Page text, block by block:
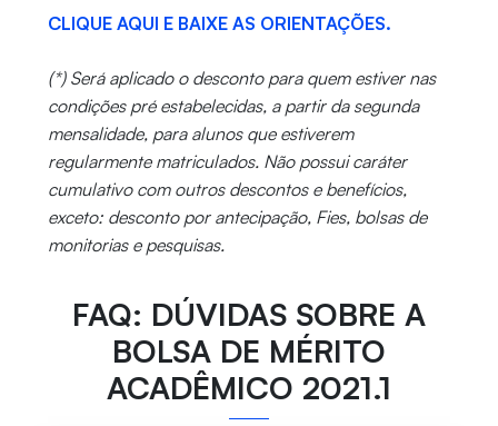
CLIQUE AQUI E BAIXE AS ORIENTAÇÕES.
(*) Será aplicado o desconto para quem estiver nas
condições pré estabelecidas, a partir da segunda
mensalidade, para alunos que estiverem
regularmente matriculados. Não possui caráter
cumulativo com outros descontos e benefícios,
exceto: desconto por antecipação, Fies, bolsas de
monitorias e pesquisas.
FAQ: DÚVIDAS SOBRE A
BOLSA DE MÉRITO
ACADÊMICO 2021.1